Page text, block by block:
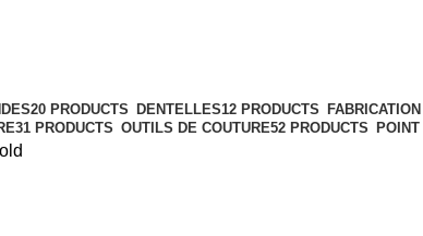
20 PRODUCTS DENTELLES12 PRODUCTS
31 PRODUCTS OUTILS DE COUTURE52 PRODUCTS